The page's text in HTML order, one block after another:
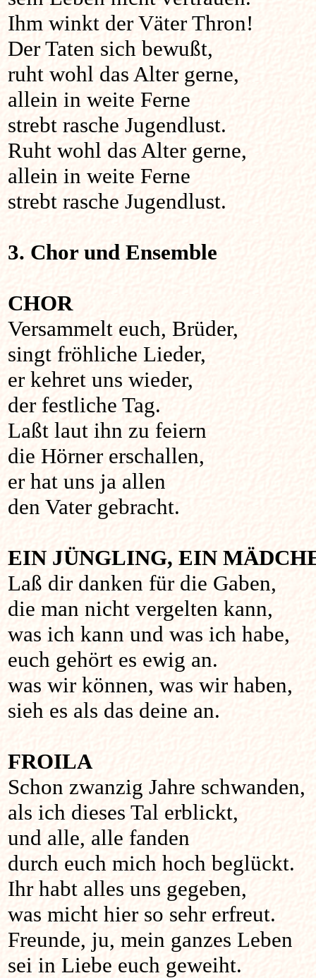
Ihm winkt der Väter Thron!
Der Taten sich bewußt,
ruht wohl das Alter gerne,
allein in weite Ferne
strebt rasche Jugendlust.
Ruht wohl das Alter gerne,
allein in weite Ferne
strebt rasche Jugendlust.
3. Chor und Ensemble
CHOR
Versammelt euch, Brüder,
singt fröhliche Lieder,
er kehret uns wieder,
der festliche Tag.
Laßt laut ihn zu feiern
die Hörner erschallen,
er hat uns ja allen
den Vater gebracht.
EIN JÜNGLING, EIN
Laß dir danken für die Gaben,
die man nicht vergelten kann,
was ich kann und was ich habe,
euch gehört es ewig an.
was wir können, was wir haben,
sieh es als das deine an.
FROILA
Schon zwanzig Jahre schwanden,
als ich dieses Tal erblickt,
und alle, alle fanden
durch euch mich hoch beglückt.
Ihr habt alles uns gegeben,
was micht hier so sehr erfreut.
Freunde, ju, mein ganzes Leben
sei in Liebe euch geweiht.